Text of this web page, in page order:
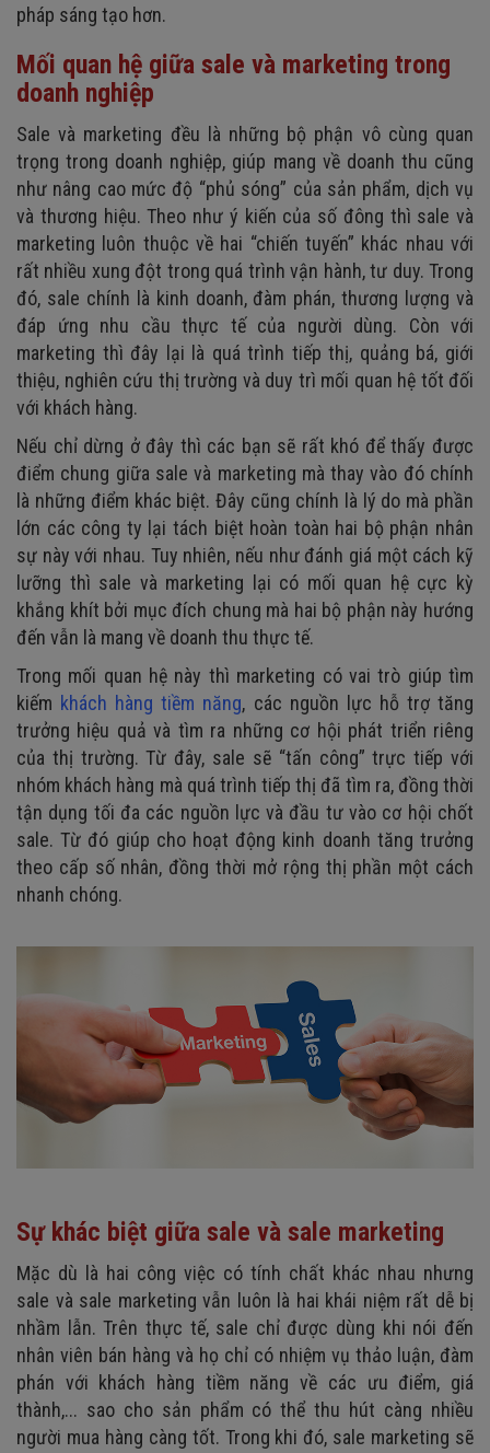
pháp sáng tạo hơn.
Mối quan hệ giữa sale và marketing trong
doanh nghiệp
Sale và marketing đều là những bộ phận vô cùng quan
trọng trong doanh nghiệp, giúp mang về doanh thu cũng
như nâng cao mức độ “phủ sóng” của sản phẩm, dịch vụ
và thương hiệu. Theo như ý kiến của số đông thì sale và
marketing luôn thuộc về hai “chiến tuyến” khác nhau với
rất nhiều xung đột trong quá trình vận hành, tư duy. Trong
đó, sale chính là kinh doanh, đàm phán, thương lượng và
đáp ứng nhu cầu thực tế của người dùng. Còn với
marketing thì đây lại là quá trình tiếp thị, quảng bá, giới
thiệu, nghiên cứu thị trường và duy trì mối quan hệ tốt đối
với khách hàng.
Nếu chỉ dừng ở đây thì các bạn sẽ rất khó để thấy được
điểm chung giữa sale và marketing mà thay vào đó chính
là những điểm khác biệt. Đây cũng chính là lý do mà phần
lớn các công ty lại tách biệt hoàn toàn hai bộ phận nhân
sự này với nhau. Tuy nhiên, nếu như đánh giá một cách kỹ
lưỡng thì sale và marketing lại có mối quan hệ cực kỳ
khắng khít bởi mục đích chung mà hai bộ phận này hướng
đến vẫn là mang về doanh thu thực tế.
Trong mối quan hệ này thì marketing có vai trò giúp tìm
kiếm khách hàng tiềm năng, các nguồn lực hỗ trợ tăng
trưởng hiệu quả và tìm ra những cơ hội phát triển riêng
của thị trường. Từ đây, sale sẽ “tấn công” trực tiếp với
nhóm khách hàng mà quá trình tiếp thị đã tìm ra, đồng thời
tận dụng tối đa các nguồn lực và đầu tư vào cơ hội chốt
sale. Từ đó giúp cho hoạt động kinh doanh tăng trưởng
theo cấp số nhân, đồng thời mở rộng thị phần một cách
nhanh chóng.
Sự khác biệt giữa sale và sale marketing
Mặc dù là hai công việc có tính chất khác nhau nhưng
sale và sale marketing vẫn luôn là hai khái niệm rất dễ bị
nhầm lẫn. Trên thực tế, sale chỉ được dùng khi nói đến
nhân viên bán hàng và họ chỉ có nhiệm vụ thảo luận, đàm
phán với khách hàng tiềm năng về các ưu điểm, giá
thành,... sao cho sản phẩm có thể thu hút càng nhiều
người mua hàng càng tốt. Trong khi đó, sale marketing sẽ